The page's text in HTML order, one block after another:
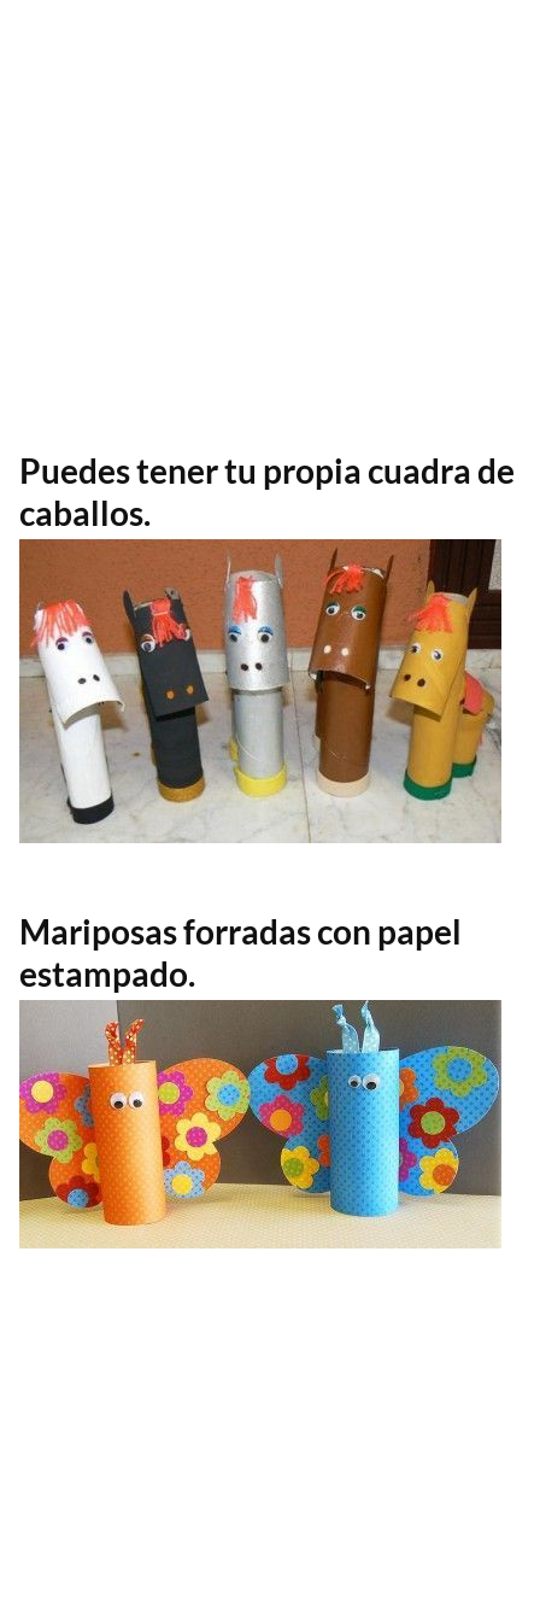
Puedes tener tu propia cuadra de
caballos.
Mariposas forradas con papel
estampado.